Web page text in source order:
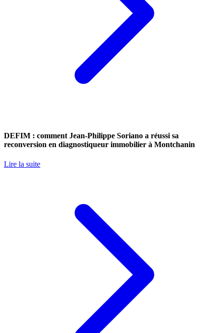
DEFIM : comment Jean-Philippe Soriano a réussi sa
reconversion en diagnostiqueur immobilier à Montchanin
Lire la suite